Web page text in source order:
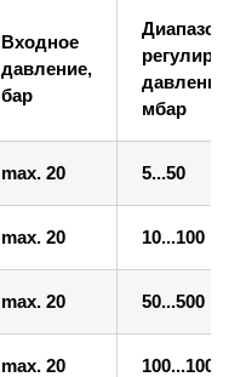
Входное
давление,
бар
Диапазон
мбар
max. 20 5...50
max. 20 10...100
max. 20 50...500
max. 20 100...1000